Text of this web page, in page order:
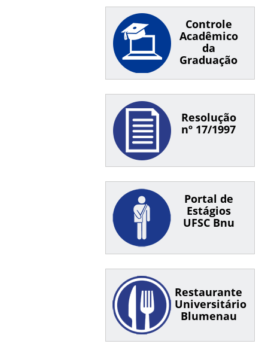
Controle
Acadêmico
da
Graduação
Resolução
nº 17/1997
Portal de
Estágios
UFSC Bnu
Restaurante
Universitário
Blumenau